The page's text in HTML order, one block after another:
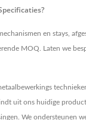
en stays,
MOQ. Laten we
uit ons huidige
We